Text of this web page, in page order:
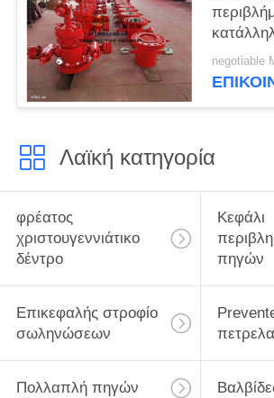
πηγών
negotiable
Λαϊκή κατηγορία
φρέατος
χριστουγεννιάτικο
δέντρο
Κεφάλι
πηγών
Επικεφαλής στροφίο
σωληνώσεων
Πολλαπλή πηγών